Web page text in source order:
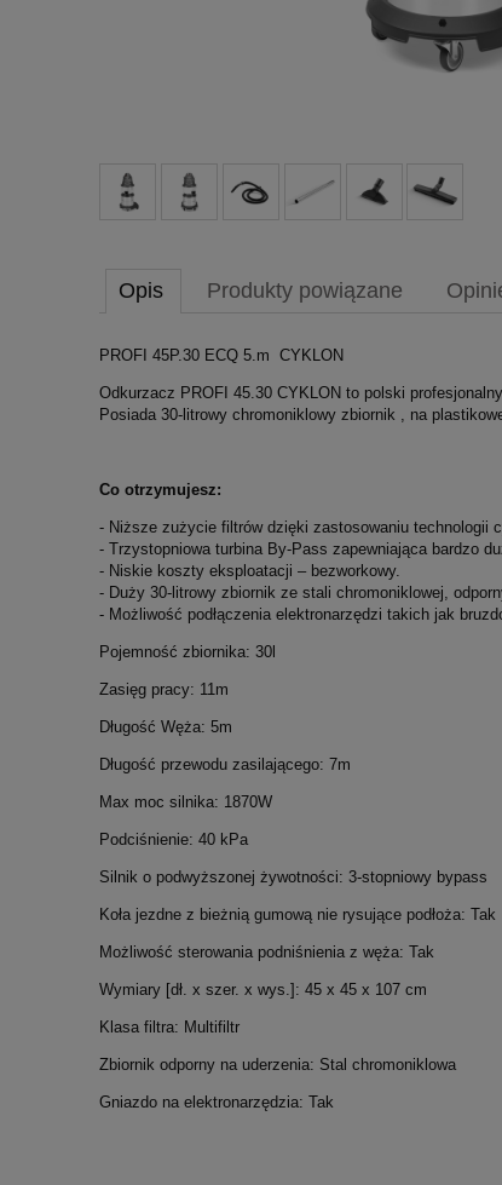
Opis Produkty powiązane
PROFI 45P.30 ECQ 5.m CYKLON
Odkurzacz PROFI 45.30 CYKLON to polski
Posiada 30-litrowy chromoniklowy zbiornik , na
Co otrzymujesz:
- Niższe zużycie filtrów dzięki zastosowaniu technologii
- Trzystopniowa turbina By-Pass zapewniająca bardzo
- Niskie koszty eksploatacji – bezworkowy.
- Duży 30-litrowy zbiornik ze stali chromoniklowej,
- Możliwość podłączenia elektronarzędzi takich jak
Pojemność zbiornika: 30l
Zasięg pracy: 11m
Długość Węża: 5m
Długość przewodu zasilającego: 7m
Max moc silnika: 1870W
Podciśnienie: 40 kPa
Silnik o podwyższonej żywotności: 3-stopniowy bypass
Koła jezdne z bieżnią gumową nie rysujące podłoża: Tak
Możliwość sterowania podniśnienia z węża: Tak
Wymiary [dł. x szer. x wys.]: 45 x 45 x 107 cm
Klasa filtra: Multifiltr
Zbiornik odporny na uderzenia: Stal chromoniklowa
Gniazdo na elektronarzędzia: Tak